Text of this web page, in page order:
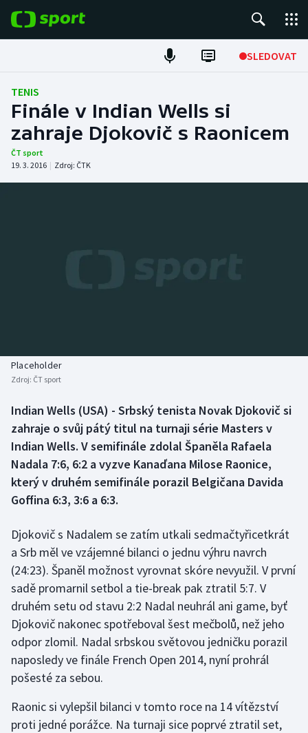
SLEDOVAT
Fotbal
Hokej
Tenis
Atletika
Biatlon
Boby a skeleton
Box
Curling
Florbal
Futsal
Golf
Gymnastika
Házená
Jezdectví
Aplikace ČT sport
AZ kvíz
TENIS
Finále v Indian Wells si
zahraje Djokovič s Raonicem
ČT sport
19. 3. 2016 | Zdroj: ČTK
Placeholder
Zdroj: ČT sport
Indian Wells (USA) - Srbský tenista Novak Djokovič si
zahraje o svůj pátý titul na turnaji série Masters v
Indian Wells. V semifinále zdolal Španěla Rafaela
Nadala 7:6, 6:2 a vyzve Kanaďana Milose Raonice,
který v druhém semifinále porazil Belgičana Davida
Goffina 6:3, 3:6 a 6:3.
Djokovič s Nadalem se zatím utkali sedmačtyřicetkrát
a Srb měl ve vzájemné bilanci o jednu výhru navrch
(24:23). Španěl možnost vyrovnat skóre nevyužil. V první
sadě promarnil setbol a tie-break pak ztratil 5:7. V
druhém setu od stavu 2:2 Nadal neuhrál ani game, byť
Djokovič nakonec spotřeboval šest mečbolů, než jeho
odpor zlomil. Nadal srbskou světovou jedničku porazil
naposledy ve finále French Open 2014, nyní prohrál
pošesté za sebou.
Raonic si vylepšil bilanci v tomto roce na 14 vítězství
proti jedné porážce. Na turnaji sice poprvé ztratil set,